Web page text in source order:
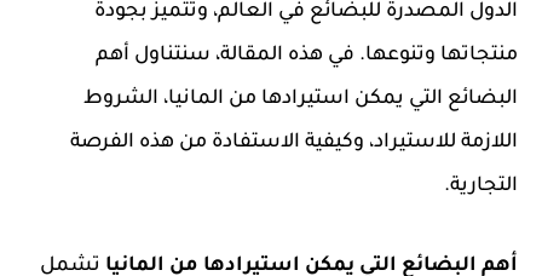
الدول المصدرة للبضائع في العالم، وتتميز بجودة
منتجاتها وتنوعها. في هذه المقالة، سنتناول أهم
البضائع التي يمكن استيرادها من المانيا، الشروط
اللازمة للاستيراد، وكيفية الاستفادة من هذه الفرصة
التجارية.
أهم البضائع التي يمكن استيرادها من المانيا تشمل